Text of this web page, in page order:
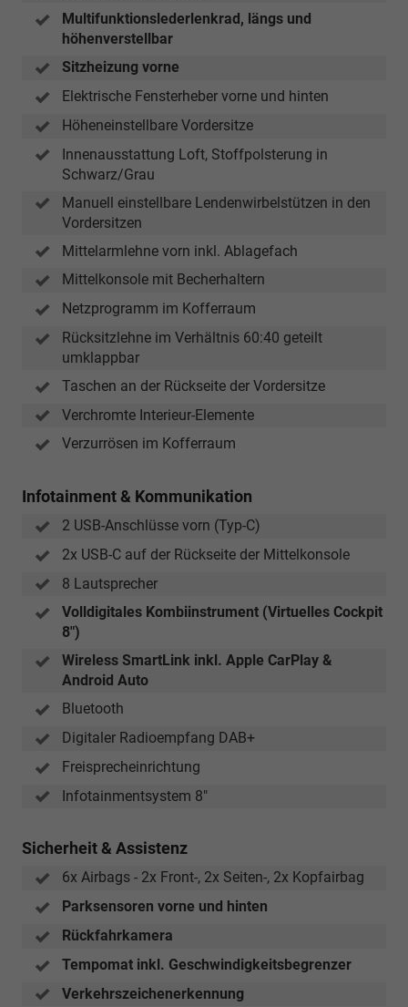
Multifunktionslederlenkrad, längs und
höhenverstellbar
Sitzheizung vorne
Elektrische Fensterheber vorne und hinten
Höheneinstellbare Vordersitze
Innenausstattung Loft, Stoffpolsterung in
Schwarz/Grau
Manuell einstellbare Lendenwirbelstützen in den
Vordersitzen
Mittelarmlehne vorn inkl. Ablagefach
Mittelkonsole mit Becherhaltern
Netzprogramm im Kofferraum
Rücksitzlehne im Verhältnis 60:40 geteilt
umklappbar
Taschen an der Rückseite der Vordersitze
Verchromte Interieur-Elemente
Verzurrösen im Kofferraum
Infotainment & Kommunikation
2 USB-Anschlüsse vorn (Typ-C)
2x USB-C auf der Rückseite der Mittelkonsole
8 Lautsprecher
Volldigitales Kombiinstrument (Virtuelles Cockpit
8")
Wireless SmartLink inkl. Apple CarPlay &
Android Auto
Bluetooth
Digitaler Radioempfang DAB+
Freisprecheinrichtung
Infotainmentsystem 8"
Sicherheit & Assistenz
6x Airbags - 2x Front-, 2x Seiten-, 2x Kopfairbag
Parksensoren vorne und hinten
Rückfahrkamera
Tempomat inkl. Geschwindigkeitsbegrenzer
Verkehrszeichenerkennung